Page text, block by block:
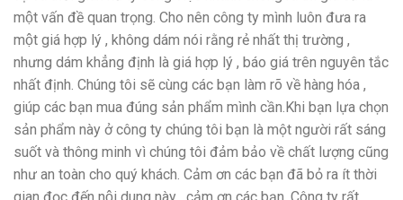
một vấn đề quan trọng. Cho nên công ty mình luôn đưa ra
một giá hợp lý , không dám nói rằng rẻ nhất thị trường ,
nhưng dám khẳng định là giá hợp lý , báo giá trên nguyên tắc
nhất định. Chúng tôi sẽ cùng các bạn làm rõ về hàng hóa ,
giúp các bạn mua đúng sản phẩm mình cần.Khi bạn lựa chọn
sản phẩm này ở công ty chúng tôi bạn là một người rất sáng
suốt và thông minh vì chúng tôi đảm bảo về chất lượng cũng
như an toàn cho quý khách. Cảm ơn các bạn đã bỏ ra ít thời
gian đọc đến nội dung này , cảm ơn các bạn. Công ty rất